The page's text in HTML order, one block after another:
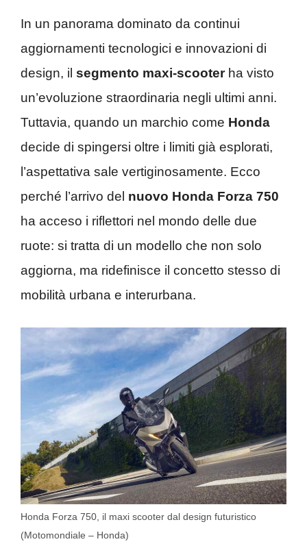
In un panorama dominato da continui
aggiornamenti tecnologici e innovazioni di
design, il segmento maxi-scooterha visto
un’evoluzione straordinaria negli ultimi anni.
Tuttavia, quando un marchio come Honda
decide di spingersi oltre i limiti già esplorati,
l’aspettativa sale vertiginosamente. Ecco
perché l’arrivo del nuovo Honda Forza 750
ha acceso i riflettori nel mondo delle due
ruote: si tratta di un modello che non solo
aggiorna, ma ridefinisce il concetto stesso di
mobilità urbana e interurbana.
Honda Forza 750, il maxi scooter dal design futuristico
(Motomondiale – Honda)